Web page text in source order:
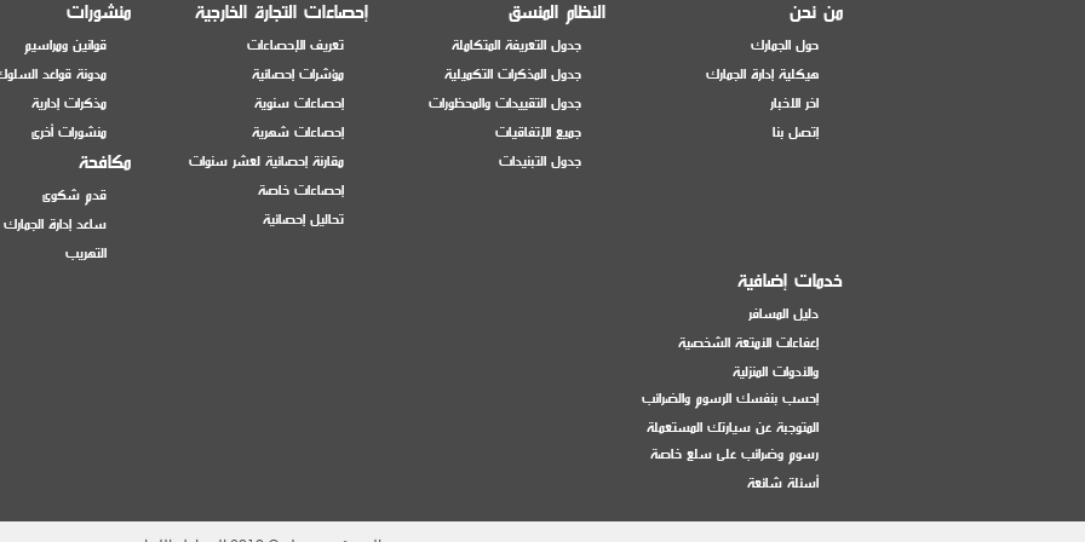
من نحن
حول الجمارك
هيكلية إدارة الجمارك
اخر الاخبار
إتصل بنا
النظام المنسق
جدول التعريفة المتكاملة
جدول المذكرات التكميلية
جدول التقييدات والمحظورات
جميع الإتفاقيات
جدول التبنيدات
إحصاءات التجارة الخارجية
تعريف الإحصاءات
مؤشرات إحصائية
إحصاءات سنوية
إحصاءات شهرية
مقارنة إحصائية لعشر سنوات
إحصاءات خاصة
تحاليل إحصائية
منشورات
قوانين ومراسيم
مدونة قواعد
مذكرات إدارية
منشورات أخرى
مكافحة
قدم شكوى
ساعد إدارة
التهريب
خدمات إضافية
دليل المسافر
إعفاءات الأمتعة الشخصية
والأدوات المنزلية
إحسب بنفسك الرسوم والضرائب
المتوجبة عن سيارتك المستعملة
رسوم وضرائب على سلع خاصة
أسئلة شائعة